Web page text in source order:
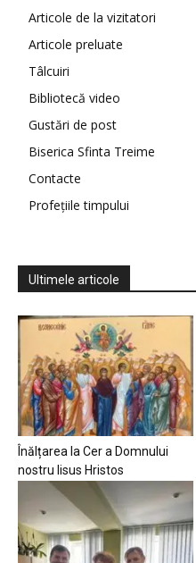
Articole de la vizitatori
Articole preluate
Tâlcuiri
Bibliotecă video
Gustări de post
Biserica Sfinta Treime
Contacte
Profețiile timpului
Ultimele articole
Înălțarea la Cer a Domnului
nostru Iisus Hristos